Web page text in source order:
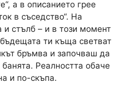
а в описанието грее
в съседство“. На
и стълб – и в този момент
ти къща светват
бръмва и започваш да
Реалността обаче
и по-скъпа.